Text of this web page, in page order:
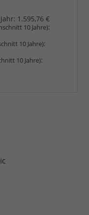
1.595,76 €
10 Jahre):
10 Jahre):
10 Jahre):